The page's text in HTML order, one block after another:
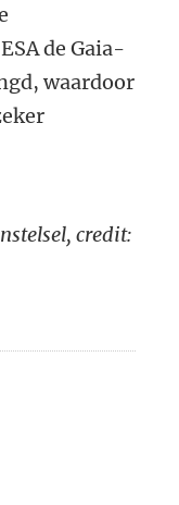
de Gaia-
waardoor
credit: